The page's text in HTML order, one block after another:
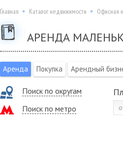
Главная Каталог недвижимости Офисная
АРЕНДА
Аренда Покупка Арендный
Поиск по округам
Поиск по метро